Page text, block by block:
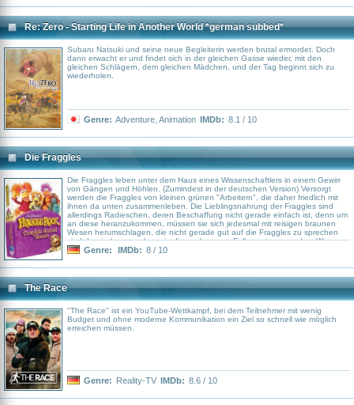
Re: Zero - Starting Life in Another World *german subbed*
Subaru Natsuki und seine neue Begleiterin werden brutal ermordet. Doch
dann erwacht er und findet sich in der gleichen Gasse wieder, mit den
gleichen Schlägern, dem gleichen Mädchen, und der Tag beginnt sich zu
wiederholen.
Genre: Adventure Animation IMDb: 8.1 / 10
Die Fraggles
Die Fraggles leben unter dem Haus eines Wissenschaftlers in einem Gewirr
von Gängen und Höhlen. (Zumindest in der deutschen Version) Versorgt
werden die Fraggles von kleinen grünen "Arbeitern", die daher friedlich mit
ihnen da unten zusammenleben. Die Lieblingsnahrung der Fraggles sind
allerdings Radieschen, deren Beschaffung nicht gerade einfach ist, denn um
an diese heranzukommen, müssen sie sich jedesmal mit reisigen braunen
Wesen herumschlagen, die nicht gerade gut auf die Fraggles zu sprechen
sind. Logisch, versuchen sie diesen braunen Fellmonstern aus dem Weg zu
gehen, aber das funktioniert leider nicht immer so, wie gedacht und sorgt für
Freunde sogar in die Welt der Menschen. Nämlich, um ihre Post zu holen.
Post von einem besonders mutigen Kameraden, der im "Weltraum"
unterwegs ist und die Welt der Menschen erforscht ...
Genre: IMDb: 8 / 10
The Race
"The Race" ist ein YouTube-Wettkampf, bei dem Teilnehmer mit wenig
Budget und ohne moderne Kommunikation ein Ziel so schnell wie möglich
erreichen müssen.
Genre: Reality-TV IMDb: 8.6 / 10